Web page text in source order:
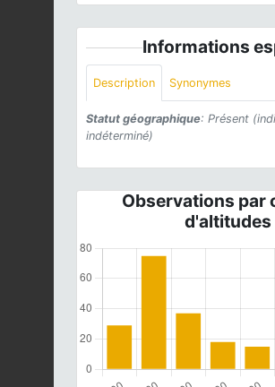
Informations
Description Synonymes
Statut géographique: Présent
indéterminé)
Observations par
d'altitudes